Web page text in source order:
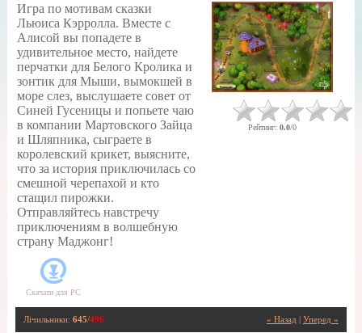
Игра по мотивам сказки
Льюиса Кэрролла. Вместе с
Алисой вы попадете в
удивительное место, найдете
перчатки для Белого Кролика и
зонтик для Мыши, вымокшей в
море слез, выслушаете совет от
Синей Гусеницы и попьете чаю
в компании Мартовского Зайца
и Шляпника, сыграете в
королевский крикет, выясните,
что за история приключилась со
смешной черепахой и кто
стащил пирожки.
Отправляйтесь навстречу
приключениям в волшебную
страну Маджонг!
Скачати для PC
Рейтинг: 0.0/0
« Назад Уперед »
Лічильники: 645/496